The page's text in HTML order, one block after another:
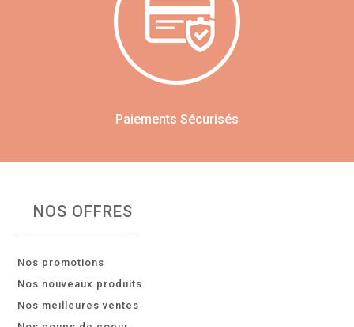
Paiements Sécurisés
NOS OFFRES
Nos promotions
Nos nouveaux produits
Nos meilleures ventes